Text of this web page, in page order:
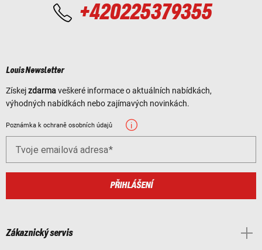
+420225379355
Louis Newsletter
Získejzdarmaveškeré informace o aktuálních nabídkách,
výhodných nabídkách nebo zajímavých novinkách.
Poznámka k ochraně osobních údajů
Tvoje emailová adresa
PŘIHLÁŠENÍ
Zákaznický servis